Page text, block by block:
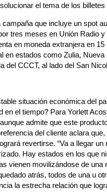
el tema de los
campaña que incluye un spot
tres meses en Unión Radio
en moneda extranjera en
en estados como Zulia,
del CCCT, al lado del San
situación económica del
en el tiempo? Para Yorlett
admite que este
del cliente aclara
revertirse. “Va a llegar
Hay estados en los que
vienen movilizándose de una
atrás, todos de una u
la estrecha relación que